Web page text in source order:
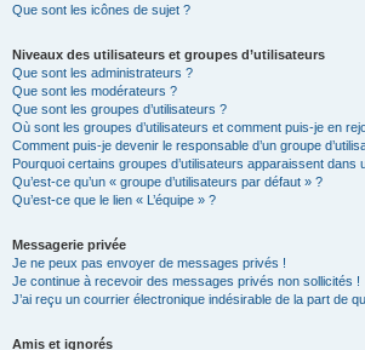
Que sont les icônes de sujet ?
Niveaux des utilisateurs et groupes d’utilisateurs
Que sont les administrateurs ?
Que sont les modérateurs ?
Que sont les groupes d’utilisateurs ?
Où sont les groupes d’utilisateurs et comment puis-je en
Comment puis-je devenir le responsable d’un groupe
Pourquoi certains groupes d’utilisateurs apparaissent dans
Qu’est-ce qu’un « groupe d’utilisateurs par défaut » ?
Qu’est-ce que le lien « L’équipe » ?
Messagerie privée
Je ne peux pas envoyer de messages privés !
Je continue à recevoir des messages privés non sollicités !
J’ai reçu un courrier électronique indésirable de la part de
Amis et ignorés